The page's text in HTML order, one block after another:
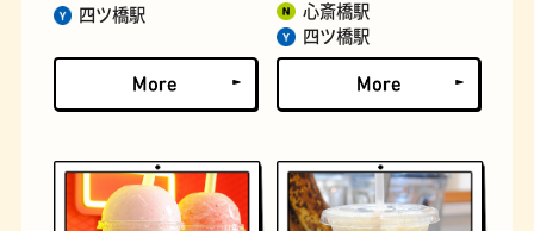
四ツ橋駅
心斎橋駅
四ツ橋駅